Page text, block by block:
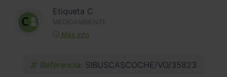
Etiqueta C
MEDIOAMBIENTE
Más info
Referencia: SIBUSCASCOCHE/VO/35823